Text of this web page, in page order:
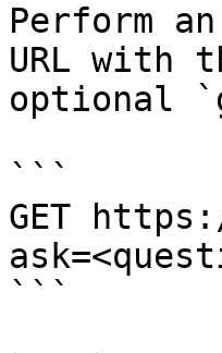
Perform
URL with
optional
```
GET
```